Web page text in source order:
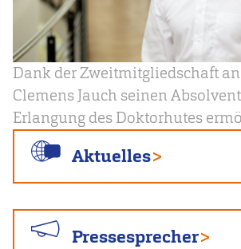
Dank der Zweitmitgliedschaft
Clemens Jauch seinen
Erlangung des Doktorhutes
Aktuelles
Pressesprecher